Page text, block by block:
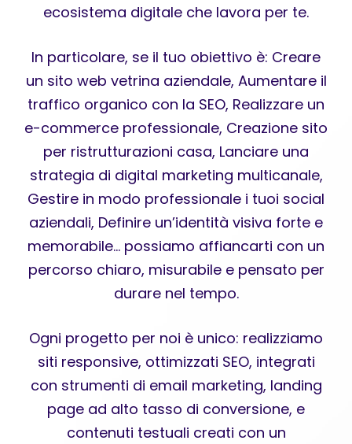
ecosistema digitale che lavora per te.
In particolare, se il tuo obiettivo è: Creare
un sito web vetrina aziendale, Aumentare il
traffico organico con la SEO, Realizzare un
e-commerce professionale, Creazione sito
per ristrutturazioni casa, Lanciare una
strategia di digital marketing multicanale,
Gestire in modo professionale i tuoi social
aziendali, Definire un’identità visiva forte e
memorabile… possiamo affiancarti con un
percorso chiaro, misurabile e pensato per
durare nel tempo.
Ogni progetto per noi è unico: realizziamo
siti responsive, ottimizzati SEO, integrati
con strumenti di email marketing, landing
page ad alto tasso di conversione, e
contenuti testuali creati con un